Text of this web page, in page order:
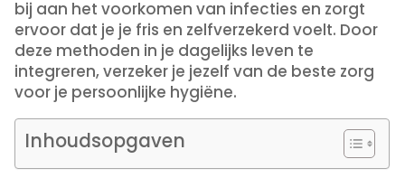
bij aan het voorkomen van infecties en zorgt
ervoor dat je je fris en zelfverzekerd voelt. Door
deze methoden in je dagelijks leven te
integreren, verzeker je jezelf van de beste zorg
voor je persoonlijke hygiëne.
Inhoudsopgaven